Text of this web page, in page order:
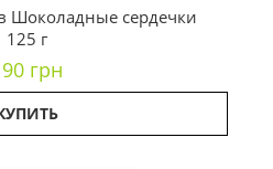
Шоколадные сердечки
125 г
грн